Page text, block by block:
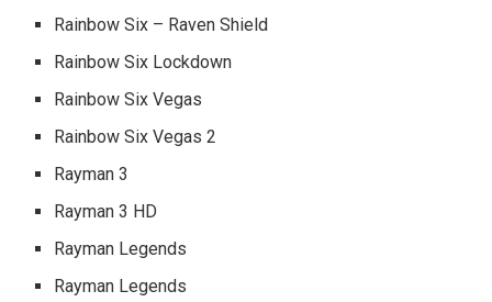
Rainbow Six – Raven Shield
Rainbow Six Lockdown
Rainbow Six Vegas
Rainbow Six Vegas 2
Rayman 3
Rayman 3 HD
Rayman Legends
Rayman Legends